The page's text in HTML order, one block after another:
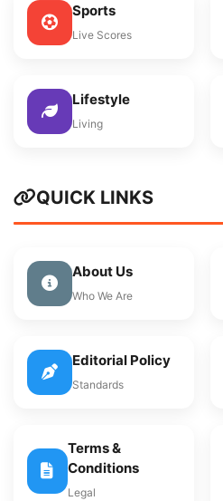
Sports
Live Scores
Lifestyle
Living
QUICK LINKS
About Us
Who We Are
Editorial Policy
Standards
Terms &
Conditions
Legal